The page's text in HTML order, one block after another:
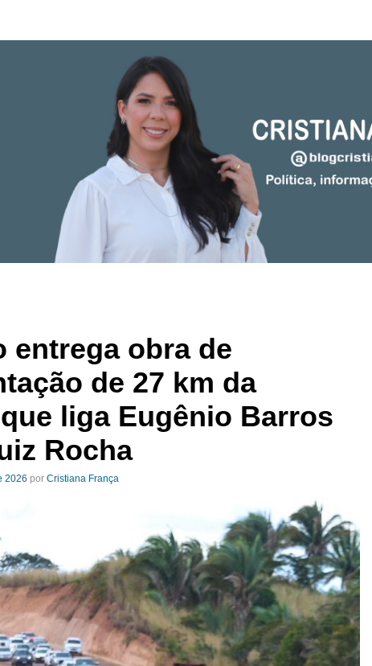
entrega obra de
de 27 km da
liga Eugênio Barros
Rocha
2026 por Cristiana França